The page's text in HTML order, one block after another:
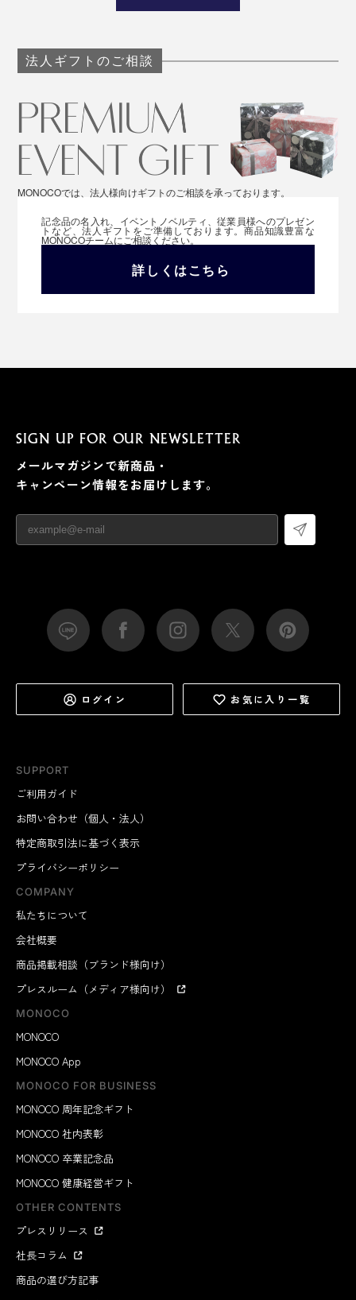
法人ギフトのご相談
MONOCOでは、法人様向けギフトのご相談を承っております。
記念品の名入れ、イベントノベルティ、従業員様へのプレゼン
トなど、法人ギフトをご準備しております。商品知識豊富な
MONOCOチームにご相談ください。
詳しくはこちら
SUPPORT
ご利用ガイド
お問い合わせ（個人・法人）
特定商取引法に基づく表示
プライバシーポリシー
COMPANY
私たちについて
会社概要
商品掲載相談（ブランド様向け）
プレスルーム（メディア様向け）
MONOCO
MONOCO
MONOCO App
MONOCO FOR BUSINESS
MONOCO 周年記念ギフト
MONOCO 社内表彰
MONOCO 卒業記念品
MONOCO 健康経営ギフト
OTHER CONTENTS
プレスリリース
社長コラム
商品の選び方記事
SIGN UP FOR OUR NEWSLETTER
メールマガジンで新商品・
キャンペーン情報をお届けします。
ログイン お気に入り一覧